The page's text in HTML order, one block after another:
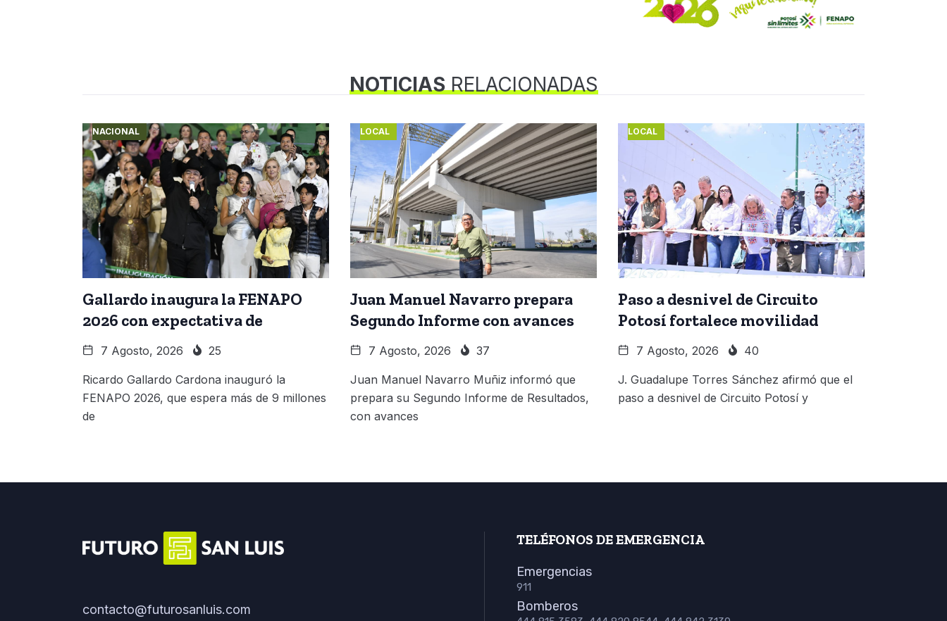
NOTICIASRELACIONADAS
NACIONAL
Gallardo inaugura la FENAPO
2026 con expectativa de
7 Agosto, 2026 25
Ricardo Gallardo Cardona inauguró la
FENAPO 2026, que espera más de 9 millones
de
LOCAL
Juan Manuel Navarro prepara
Segundo Informe con avances
7 Agosto, 2026 37
Juan Manuel Navarro Muñiz informó que
prepara su Segundo Informe de Resultados,
con avances
LOCAL
Paso a desnivel de Circuito
Potosí fortalece movilidad
7 Agosto, 2026 40
J. Guadalupe Torres Sánchez afirmó que el
paso a desnivel de Circuito Potosí y
contacto@futurosanluis.com
TELÉFONOS DE EMERGENCIA
Emergencias
911
Bomberos